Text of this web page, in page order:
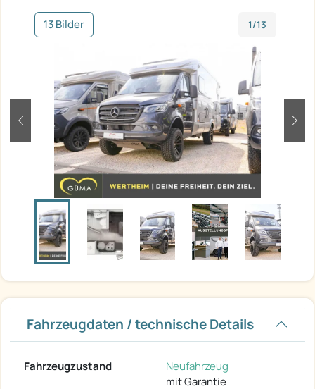
13 Bilder 1/13
zurück
Fahrzeugdaten / technische Details
Fahrzeugzustand
Neufahrzeug
mit Garantie